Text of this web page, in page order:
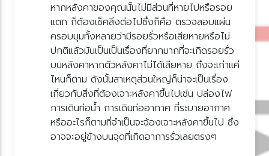
หากหลังคาของคุณนั้นไม่มีส่วนที่หายไปหรือรอ
ตก ก็ต้องเช็คสิ่งต่อไปซึ่งก็คือ ตรวจสอบแผ่น
ครอบมุมทั้งหลายว่ามีรอยรั่วหรือเสียหายหรือไม่
ปกติแล้วมันเป็นเป็นเรื่องที่ยากมากที่จะเกิดรอยรั่ว
บนหลังคาหากตัวหลังคาไม่ได้เสียหาย ถึงจะเก่าแค่
ไหนก็ตาม ดังนั้นสาเหตุส่วนใหญ่ก็น่าจะเป็นเรื่อง
เกี่ยวกับสิ่งที่ต้องเจาะหลังคาขึ้นไปเช่น ปล่องไฟ
การเดินท่อน้ำ การเดินท่ออากาศ ที่ระบายอากาศ
หรืออะไรก็ตามที่จำเป็นจะจ้องเจาะหลังคาขึ้นไป ซึ่ง
อาจจะอยู่ข้างบนจุดที่เกิดอาการรั่วเลยตรงๆ